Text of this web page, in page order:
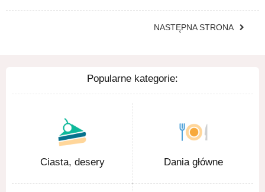
NASTĘPNA STRONA
Popularne kategorie:
Ciasta, desery Dania główne